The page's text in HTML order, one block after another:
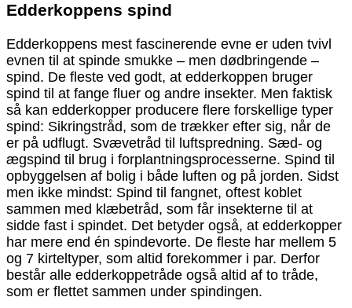
Edderkoppens spind
Edderkoppens mest fascinerende evne er uden tvivl
evnen til at spinde smukke – men dødbringende –
spind. De fleste ved godt, at edderkoppen bruger
spind til at fange fluer og andre insekter. Men faktisk
så kan edderkopper producere flere forskellige typer
spind: Sikringstråd, som de trækker efter sig, når de
er på udflugt. Svævetråd til luftspredning. Sæd- og
ægspind til brug i forplantningsprocesserne. Spind til
opbyggelsen af bolig i både luften og på jorden. Sidst
men ikke mindst: Spind til fangnet, oftest koblet
sammen med klæbetråd, som får insekterne til at
sidde fast i spindet. Det betyder også, at edderkopper
har mere end én spindevorte. De fleste har mellem 5
og 7 kirteltyper, som altid forekommer i par. Derfor
består alle edderkoppetråde også altid af to tråde,
som er flettet sammen under spindingen.